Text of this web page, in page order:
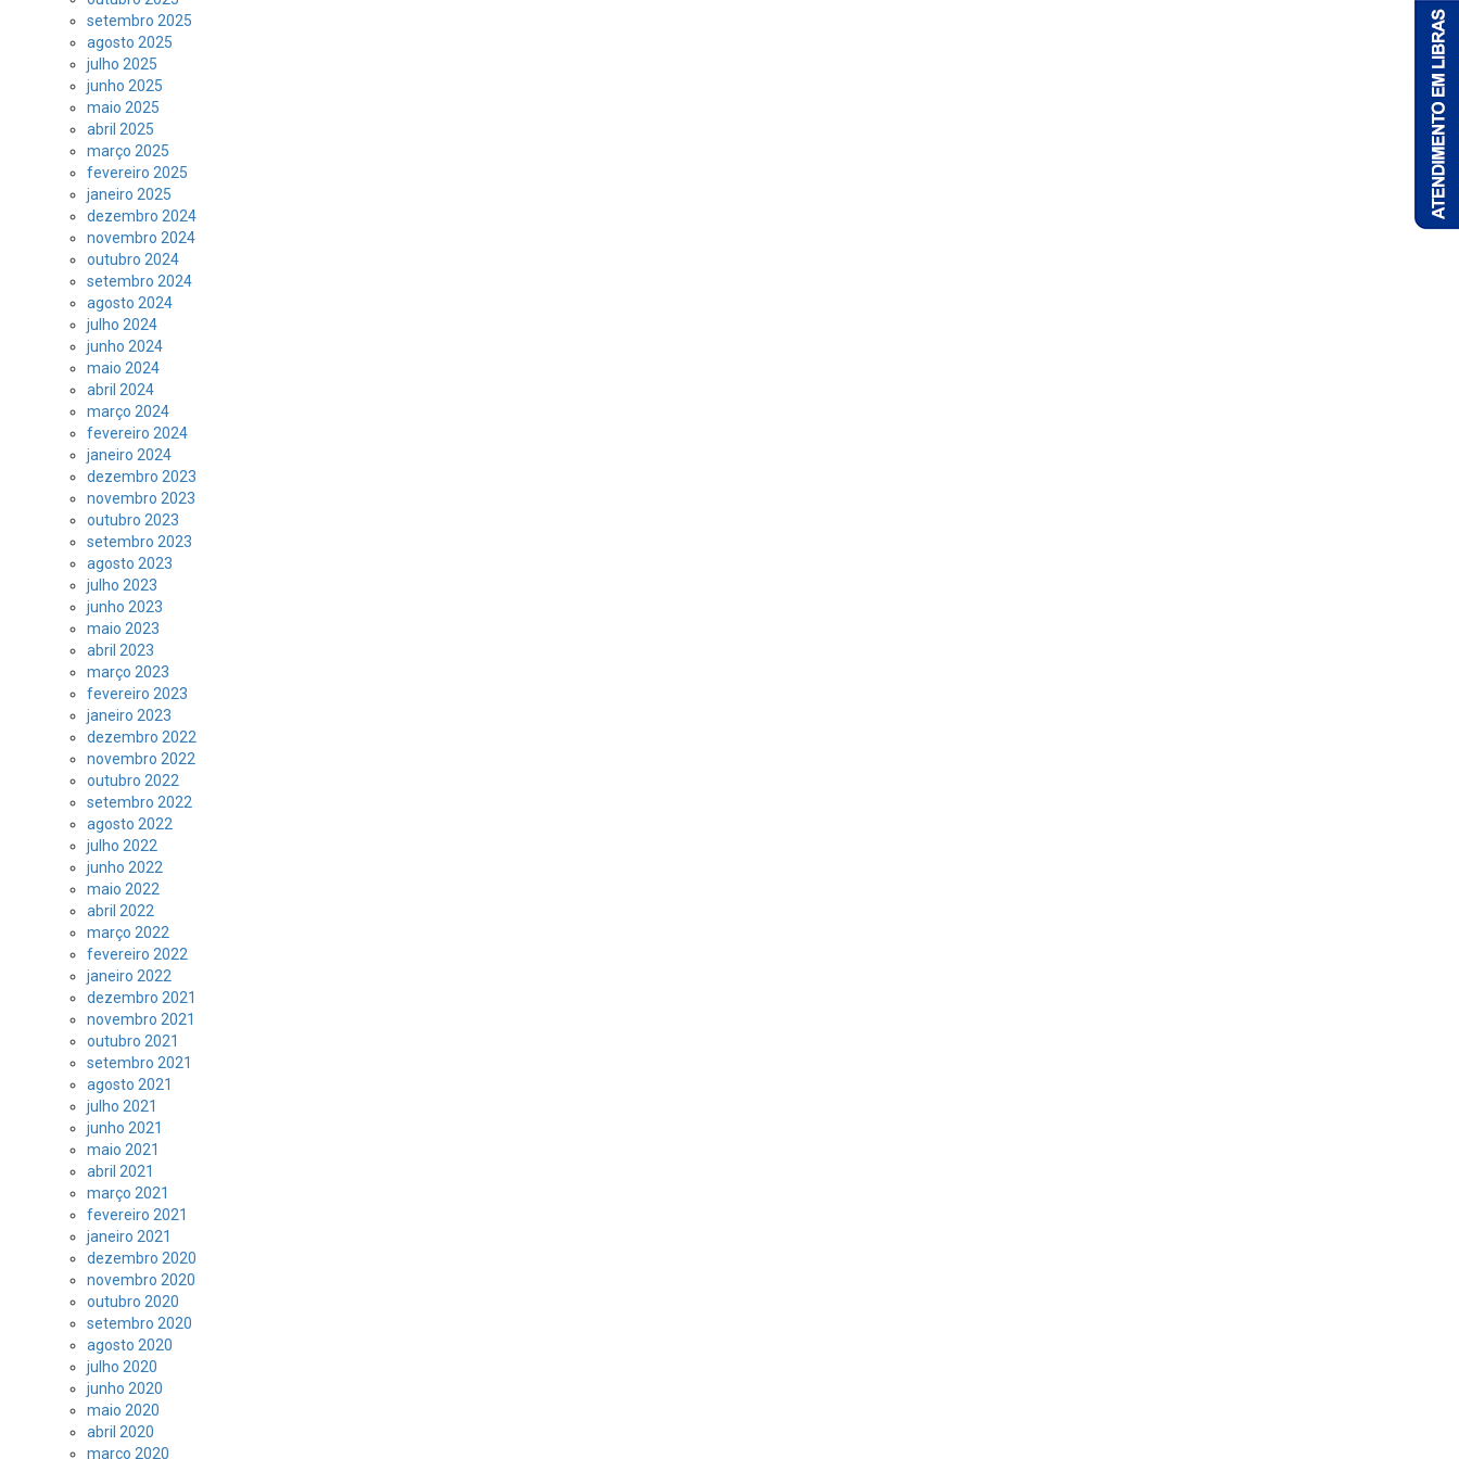
setembro 2025
agosto 2025
julho 2025
junho 2025
maio 2025
abril 2025
março 2025
fevereiro 2025
janeiro 2025
dezembro 2024
novembro 2024
outubro 2024
setembro 2024
agosto 2024
julho 2024
junho 2024
maio 2024
abril 2024
março 2024
fevereiro 2024
janeiro 2024
dezembro 2023
novembro 2023
outubro 2023
setembro 2023
agosto 2023
julho 2023
junho 2023
maio 2023
abril 2023
março 2023
fevereiro 2023
janeiro 2023
dezembro 2022
novembro 2022
outubro 2022
setembro 2022
agosto 2022
julho 2022
junho 2022
maio 2022
abril 2022
março 2022
fevereiro 2022
janeiro 2022
dezembro 2021
novembro 2021
outubro 2021
setembro 2021
agosto 2021
julho 2021
junho 2021
maio 2021
abril 2021
março 2021
fevereiro 2021
janeiro 2021
dezembro 2020
novembro 2020
outubro 2020
setembro 2020
agosto 2020
julho 2020
junho 2020
maio 2020
abril 2020
março 2020